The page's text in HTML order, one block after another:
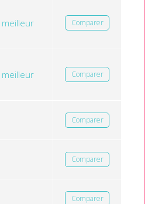
Comparer
Comparer
Comparer
Comparer
Comparer